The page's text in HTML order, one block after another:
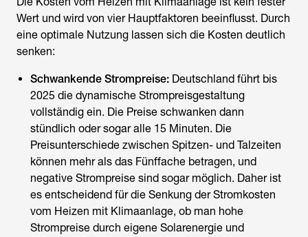
Wert und wird von vier Hauptfaktoren beeinflusst. Durch
eine optimale Nutzung lassen sich die Kosten deutlich
senken:
Schwankende Strompreise: Deutschland führt bis
2025 die dynamische Strompreisgestaltung
vollständig ein. Die Preise schwanken dann
stündlich oder sogar alle 15 Minuten. Die
Preisunterschiede zwischen Spitzen- und Talzeiten
können mehr als das Fünffache betragen, und
negative Strompreise sind sogar möglich. Daher ist
es entscheidend für die Senkung derStromkosten
vom Heizen mit Klimaanlage, ob man hohe
Strompreise durch eigene Solarenergie und